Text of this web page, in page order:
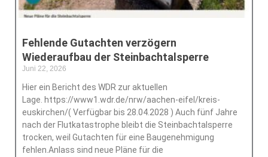
Fehlende Gutachten verzögern
Wiederaufbau der Steinbachtalsperre
Juni 22, 2026
Hier ein Bericht des WDR zur aktuellen
Lage. https://www1.wdr.de/nrw/aachen-eifel/kreis-
euskirchen/( Verfügbar bis 28.04.2028 ) Auch fünf Jahre
nach der Flutkatastrophe bleibt die Steinbachtalsperre
trocken, weil Gutachten für eine Baugenehmigung
fehlen.Anlass sind neue Pläne für die